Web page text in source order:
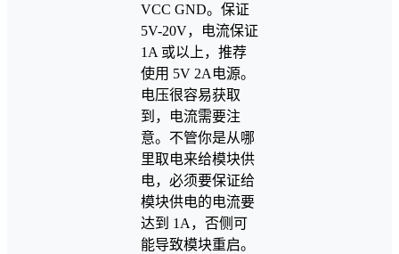
VCC GND。保证
5V-20V，电流保证
1A 或以上，推荐
使用 5V 2A电源。
电压很容易获取
到，电流需要注
意。不管你是从哪
里取电来给模块供
电，必须要保证给
模块供电的电流要
达到 1A，否侧可
能导致模块重启。